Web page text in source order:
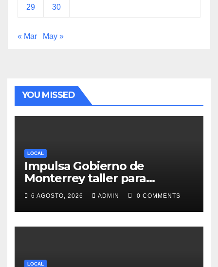
29 30
« Mar May »
YOU MISSED
LOCAL
Impulsa Gobierno de
Monterrey taller para
acompañar a mujeres en
procesos de pérdida y duelo
6 AGOSTO, 2026 ADMIN 0 COMMENTS
LOCAL